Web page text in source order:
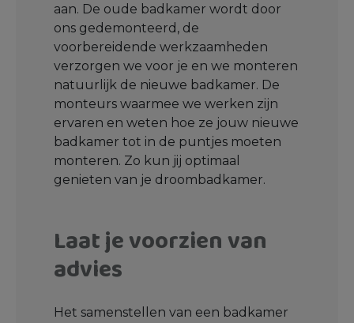
aan. De oude badkamer wordt door
ons gedemonteerd, de
voorbereidende werkzaamheden
verzorgen we voor je en we monteren
natuurlijk de nieuwe badkamer. De
monteurs waarmee we werken zijn
ervaren en weten hoe ze jouw nieuwe
badkamer tot in de puntjes moeten
monteren. Zo kun jij optimaal
genieten van je droombadkamer.
Laat je voorzien van
advies
Het samenstellen van een badkamer